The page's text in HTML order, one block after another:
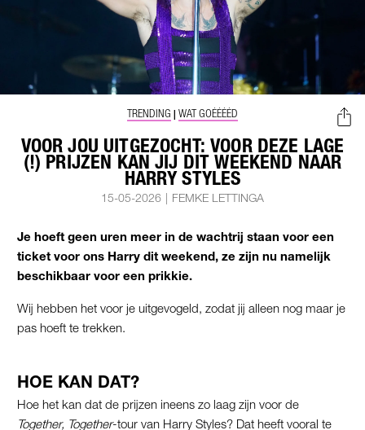
VOOR JOU UITGEZOCHT: VOOR DEZE LAGE
(!) PRIJZEN KAN JIJ DIT WEEKEND NAAR
HARRY STYLES
TRENDING | WAT GOÉÉÉÉD
15-05-2026 | FEMKE LETTINGA
Je hoeft geen uren meer in de wachtrij staan voor een
ticket voor ons Harry dit weekend, ze zijn nu namelijk
beschikbaar voor een prikkie.
Wij hebben het voor je uitgevogeld, zodat jij alleen nog maar je
pas hoeft te trekken.
HOE KAN DAT?
Hoe het kan dat de prijzen ineens zo laag zijn voor de
Together, Together-tour van Harry Styles? Dat heeft vooral te